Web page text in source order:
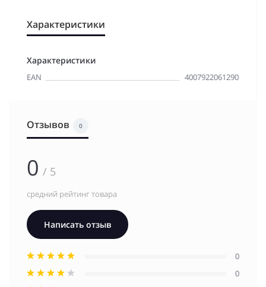
Характеристики
Характеристики
EAN 4007922061290
Отзывов 0
0 / 5
средний рейтинг товара
Написать отзыв
0
0